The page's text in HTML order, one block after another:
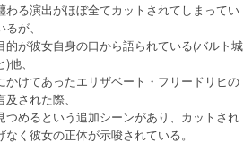
わる演出がほぼ全てカットされてしまってい
が、
的が彼女自身の口から語られている(バルト城
、
けてあったエリザベート・フリードリヒの
された際、
めるという追加シーンがあり、カットされ
く彼女の正体が示唆されている。